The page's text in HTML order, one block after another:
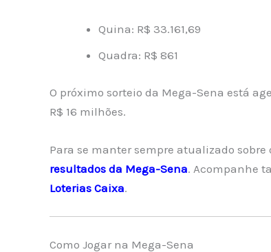
Quina: R$ 33.161,69
Quadra: R$ 861
O próximo sorteio da Mega-Sena está
R$ 16 milhões.
Para se manter sempre atualizado
resultados da Mega-Sena. Acompanhe
Loterias Caixa.
Como Jogar na Mega-Sena